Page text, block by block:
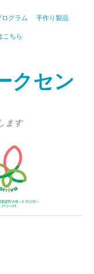
ログラム 手作り製品
こちら
クセン
ます